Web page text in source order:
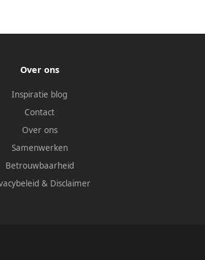
Over ons
Inspiratie blog
Contact
Over ons
Samenwerken
Betrouwbaarheid
& Disclaimer